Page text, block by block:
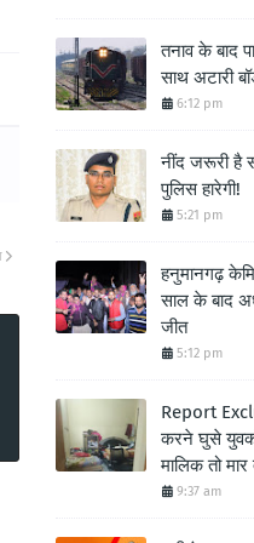
तनाव के बाद
साथ अटारी
6:12 pm
नींद जरूरी है
पुलिस हारेगी!
5:21 pm
हनुमानगढ़
साल के बाद
जीत
5:12 pm
Report
करने घुसे
मालिक तो मार
9:37 am